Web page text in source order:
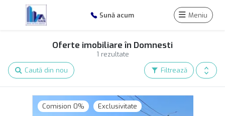
Sună acum Meniu
1 rezultate
Oferte imobiliare în Domnesti
Filtrează
Caută din nou
Comision 0% Exclusivitate